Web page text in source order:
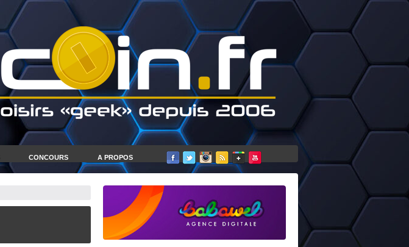
CONCOURS A PROPOS